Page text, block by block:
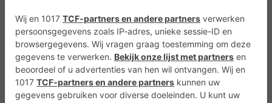
Over ons
Agenda